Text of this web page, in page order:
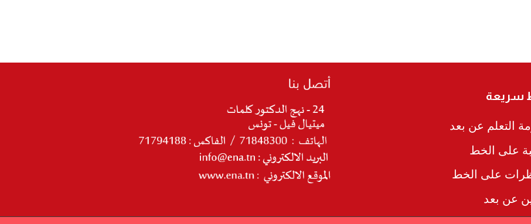
سريعة
التعلم عن بعد
على الخط
على الخط
عن بعد